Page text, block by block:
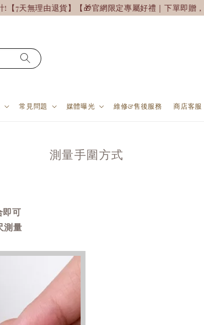
7天無理由退貨】【🎁官網限定專屬好禮｜下單即贈，
常見問題 媒體曝光 維修&售後服務 商店客服
測量手圍方式
即可
測量